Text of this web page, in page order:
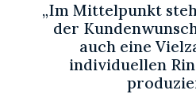
„Im Mittelpunkt
der
auch eine
individuellen